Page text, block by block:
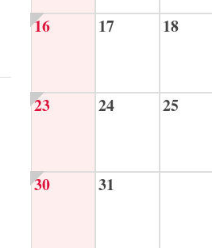
16 17 18
23 24 25
30 31